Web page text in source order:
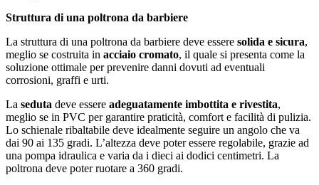
Struttura di una poltrona da barbiere
La struttura di una poltrona da barbiere deve essere solida e sicura,
meglio se costruita in acciaio cromato, il quale si presenta come la
soluzione ottimale per prevenire danni dovuti ad eventuali
corrosioni, graffi e urti.
La seduta deve essere adeguatamente imbottita e rivestita,
meglio se in PVC per garantire praticità, comfort e facilità di pulizia.
Lo schienale ribaltabile deve idealmente seguire un angolo che va
dai 90 ai 135 gradi. L’altezza deve poter essere regolabile, grazie ad
una pompa idraulica e varia da i dieci ai dodici centimetri. La
poltrona deve poter ruotare a 360 gradi.